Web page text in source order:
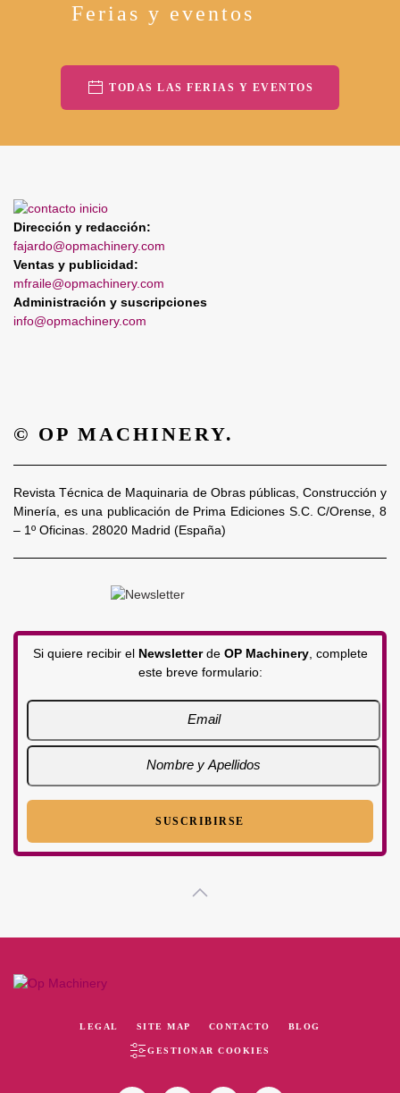
Ferias y eventos
TODAS LAS FERIAS Y EVENTOS
Dirección y redacción:
fajardo@opmachinery.com
Ventas y publicidad:
mfraile@opmachinery.com
Administración y suscripciones
info@opmachinery.com
© OP MACHINERY.
Revista Técnica de Maquinaria de Obras públicas, Construcción y
Minería, es una publicación de Prima Ediciones S.C. C/Orense, 8
– 1º Oficinas. 28020 Madrid (España)
Si quiere recibir el Newsletterde OP Machinery, complete
este breve formulario:
LEGAL SITE MAP CONTACTO BLOG
GESTIONAR COOKIES